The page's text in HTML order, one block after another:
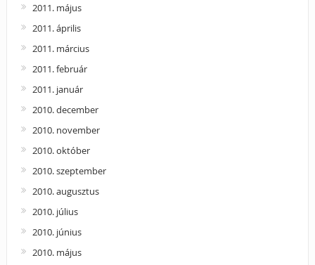
2011. május
2011. április
2011. március
2011. február
2011. január
2010. december
2010. november
2010. október
2010. szeptember
2010. augusztus
2010. július
2010. június
2010. május